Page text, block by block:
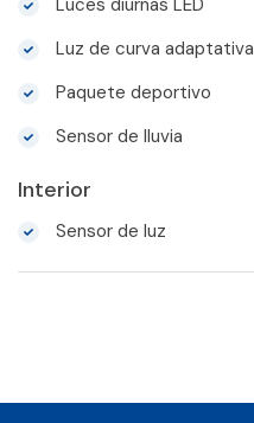
Luz de curva adaptativa
Paquete deportivo
Sensor de lluvia
Interior
Sensor de luz